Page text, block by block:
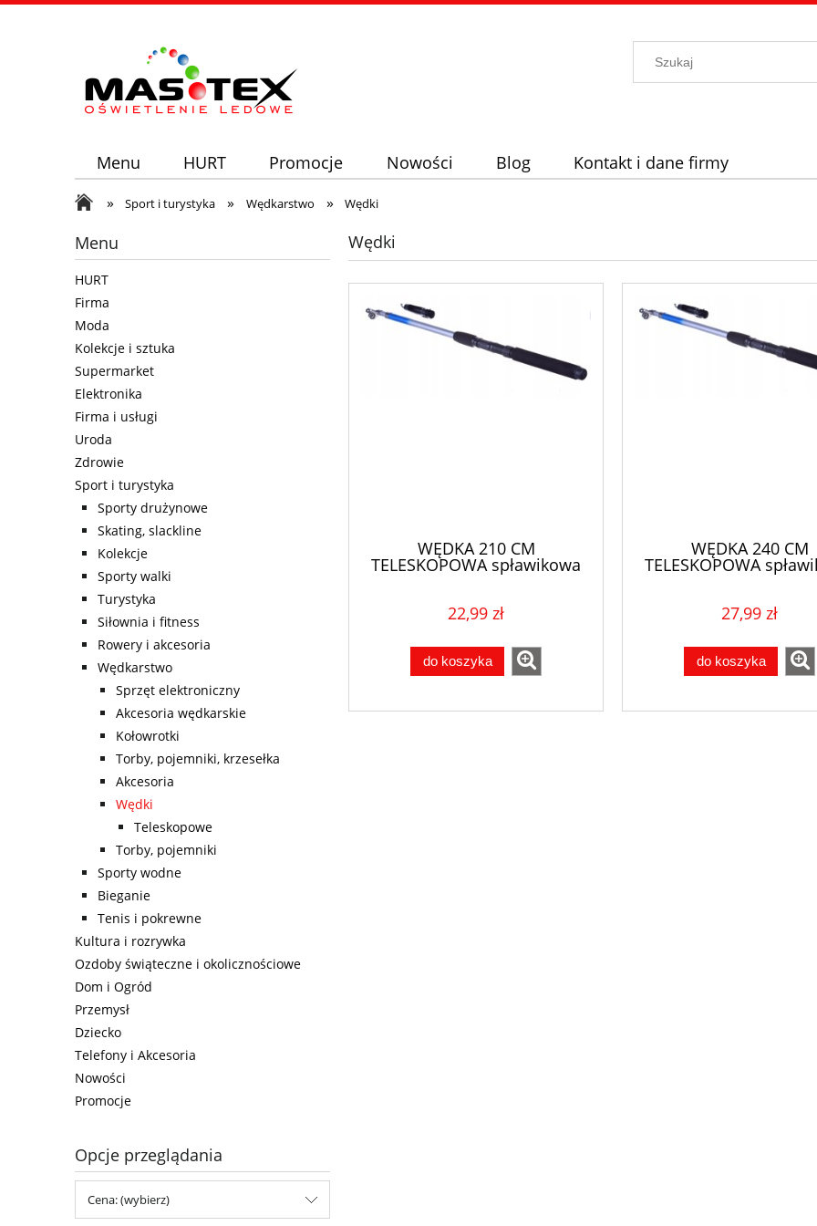
Menu HURT Promocje Nowości Blog Kontakt i dane firmy
» Sport i turystyka » Wędkarstwo » Wędki
Menu
HURT
Firma
Moda
Kolekcje i sztuka
Supermarket
Elektronika
Firma i usługi
Uroda
Zdrowie
Sport i turystyka
Sporty drużynowe
Skating, slackline
Kolekcje
Sporty walki
Turystyka
Siłownia i fitness
Rowery i akcesoria
Wędkarstwo
Sprzęt elektroniczny
Akcesoria wędkarskie
Kołowrotki
Torby, pojemniki, krzesełka
Akcesoria
Wędki
Teleskopowe
Torby, pojemniki
Sporty wodne
Bieganie
Tenis i pokrewne
Kultura i rozrywka
Ozdoby świąteczne i okolicznościowe
Dom i Ogród
Przemysł
Dziecko
Telefony i Akcesoria
Nowości
Promocje
Opcje przeglądania
Cena: (wybierz)
Wędki
WĘDKA 210 CM
TELESKOPOWA spławikowa
uniwersalna
22,99 zł
do koszyka
WĘDKA 240 CM
TELESKOPOWA
uniwersalna
27,99 zł
do koszyka